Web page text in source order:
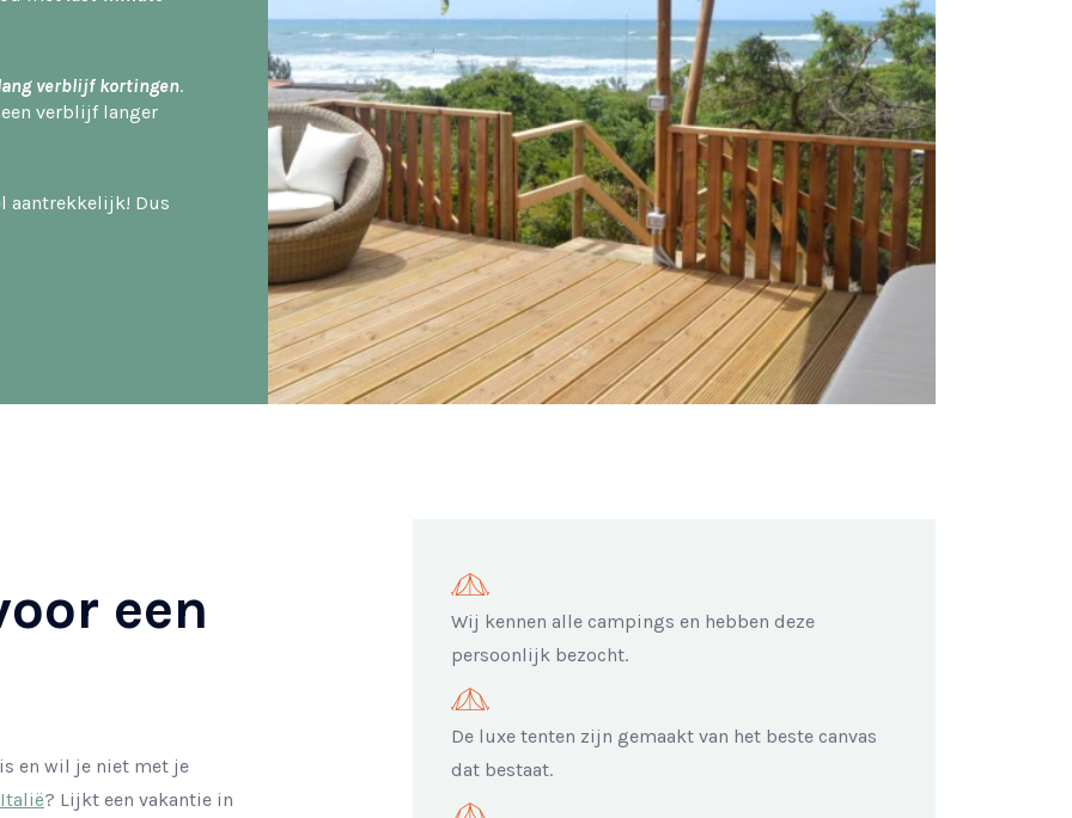
verblijf kortingen.
verblijf langer
aantrekkelijk! Dus
een
en wil je niet met je
Italië? Lijkt een vakantie in
Wij kennen alle campings en hebben deze
persoonlijk bezocht.
De luxe tenten zijn gemaakt van het beste canvas
dat bestaat.